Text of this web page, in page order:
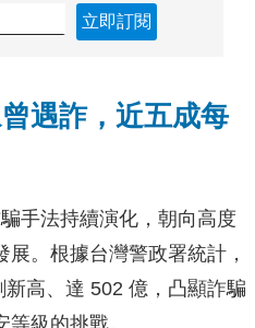
立即訂閱
遇詐，近五成每
手法持續演化，朝向高度
。根據台灣警政署統計，
高、達 502 億，凸顯詐騙